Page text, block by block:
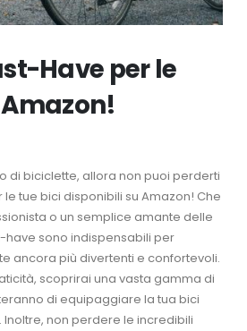
Have per le
di biciclette, allora non puoi perderti
tue bici disponibili su Amazon! Che
o un semplice amante delle
have sono indispensabili per
ancora più divertenti e confortevoli.
scoprirai una vasta gamma di
di equipaggiare la tua bici
Inoltre, non perdere le incredibili